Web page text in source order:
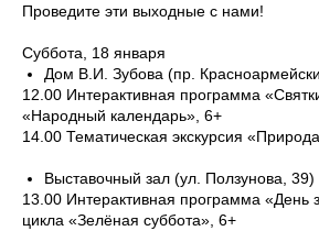
Проведите эти выходные с нами!
Суббота, 18 января
Дом В.И. Зубова (пр.
12.00 Интерактивная программа
«Народный календарь», 6+
14.00 Тематическая экскурсия
Выставочный зал (ул. Ползунова, 39)
13.00 Интерактивная программа «День
цикла «Зелёная суббота», 6+